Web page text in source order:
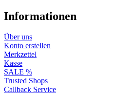
Informationen
Über uns
Konto erstellen
Merkzettel
Kasse
SALE %
Trusted Shops
Callback Service